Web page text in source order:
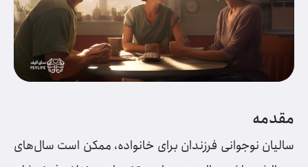
مقدمه
سالیان نوجوانی فرزندان برای خانواده، ممکن است سال‌های